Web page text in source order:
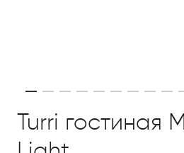
Turri гостиная